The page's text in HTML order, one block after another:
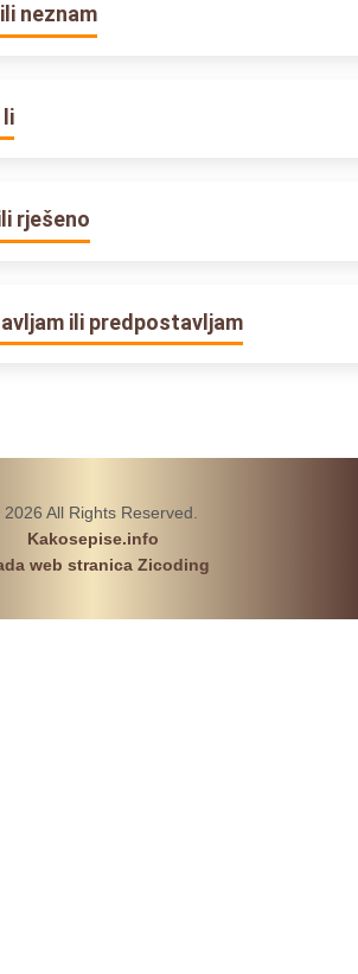
neznam
li
rješeno
ili predpostavljam
All Rights Reserved.
Kakosepise.info
web stranica Zicoding